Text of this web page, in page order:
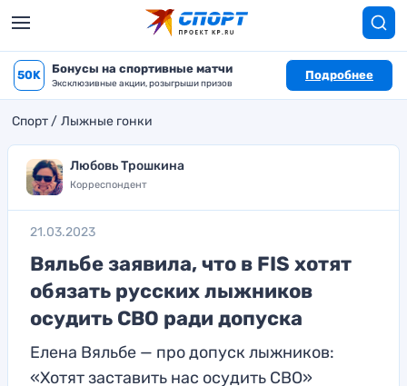
50K Бонусы на спортивные матчи
Эксклюзивные акции, розыгрыши призов
Подробнее
Спорт Лыжные гонки
Любовь Трошкина
Корреспондент
21.03.2023
Вяльбе заявила, что в FIS хотят
обязать русских лыжников
осудить СВО ради допуска
Елена Вяльбе — про допуск лыжников:
«Хотят заставить нас осудить СВО»